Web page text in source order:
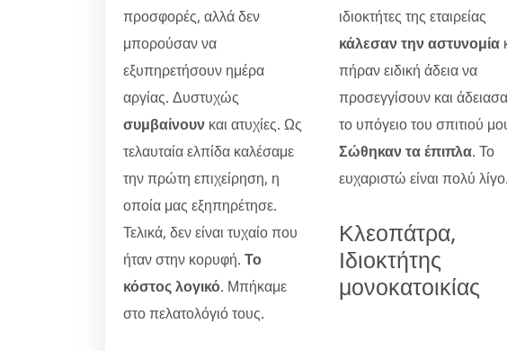
προσφορές, αλλά δεν
μπορούσαν να
εξυπηρετήσουν ημέρα
αργίας. Δυστυχώς
συμβαίνουν και ατυχίες. Ως
τελαυταία ελπίδα καλέσαμε
την πρώτη επιχείρηση, η
οποία μας εξηπηρέτησε.
Τελικά, δεν είναι τυχαίο που
ήταν στην κορυφή. Το
κόστος λογικό. Μπήκαμε
στο πελατολόγιό τους.
ιδιοκτήτες της εταιρείας
κάλεσαν την αστυνομία
πήραν ειδική άδεια να
προσεγγίσουν και
το υπόγειο του σπιτιού
Σώθηκαν τα έπιπλα. Το
ευχαριστώ είναι πολύ λίγο.
Κλεοπάτρα,
Ιδιοκτήτης
μονοκατοικίας